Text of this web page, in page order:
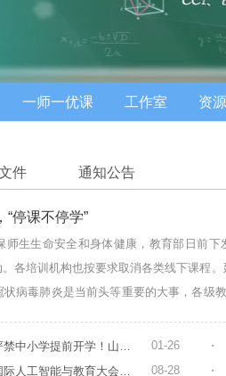
一师一优课 工作室 资源
件 通知公告
停课不停学”
师生生命安全和身体健康，教育部日前
各培训机构也按要求取消各类线下课程
病毒肺炎是当前头等重要的大事，各级
01-26
山东省教育厅再发防控疫情通知！ ·
08-28
果文件 《北京共识——人工智能与教育》 ·